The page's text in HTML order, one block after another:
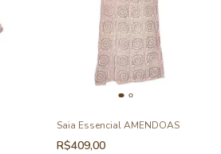
Saia Essencial AMENDOAS
R$409,00